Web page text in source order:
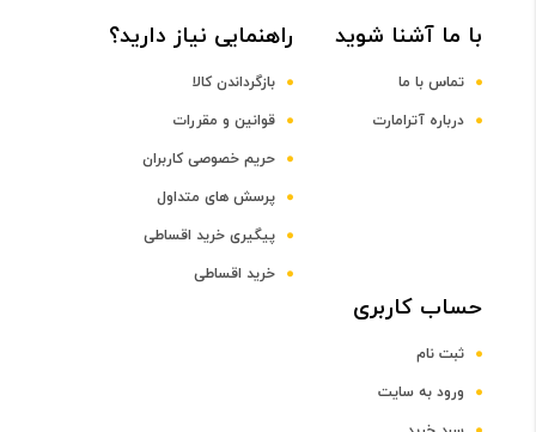
1.5 گیگاهرتز
صفحه نمایش
سایز صفحه نمایش
با ما آشنا شوید
تماس با ما
درباره آترامارت
راهنمایی نیاز دارید؟
بازگرداندن کالا
قوانین و مقررات
حریم خصوصی کاربران
پرسش های متداول
پیگیری خرید اقساطی
خرید اقساطی
حساب کاربری
ثبت نام
ورود به سایت